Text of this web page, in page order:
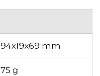
94x19x69 mm
75 g